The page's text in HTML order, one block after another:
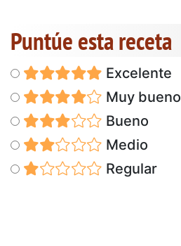
Puntúe esta receta
Excelente
Muy bueno
Bueno
Medio
Regular